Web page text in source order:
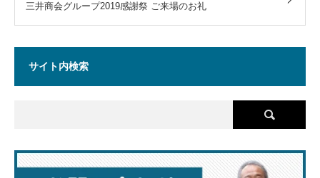
三井商会グループ2019感謝祭 ご来場のお礼
サイト内検索